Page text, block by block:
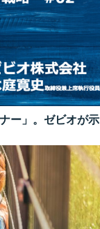
ー」。ゼビオが示